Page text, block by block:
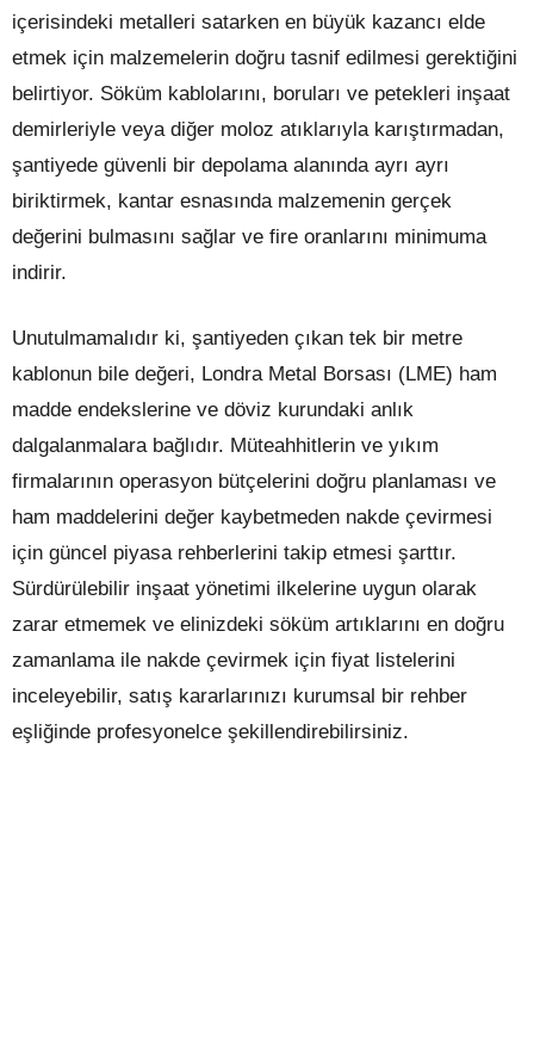
içerisindeki metalleri satarken en büyük kazancı elde
etmek için malzemelerin doğru tasnif edilmesi gerektiğini
belirtiyor. Söküm kablolarını, boruları ve petekleri inşaat
demirleriyle veya diğer moloz atıklarıyla karıştırmadan,
şantiyede güvenli bir depolama alanında ayrı ayrı
biriktirmek, kantar esnasında malzemenin gerçek
değerini bulmasını sağlar ve fire oranlarını minimuma
indirir.
Unutulmamalıdır ki, şantiyeden çıkan tek bir metre
kablonun bile değeri, Londra Metal Borsası (LME) ham
madde endekslerine ve döviz kurundaki anlık
dalgalanmalara bağlıdır. Müteahhitlerin ve yıkım
firmalarının operasyon bütçelerini doğru planlaması ve
ham maddelerini değer kaybetmeden nakde çevirmesi
için güncel piyasa rehberlerini takip etmesi şarttır.
Sürdürülebilir inşaat yönetimi ilkelerine uygun olarak
zarar etmemek ve elinizdeki söküm artıklarını en doğru
zamanlama ile nakde çevirmek için fiyat listelerini
inceleyebilir, satış kararlarınızı kurumsal bir rehber
eşliğinde profesyonelce şekillendirebilirsiniz.